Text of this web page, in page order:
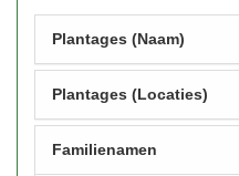
Plantages (Naam)
Plantages (Locaties)
Familienamen